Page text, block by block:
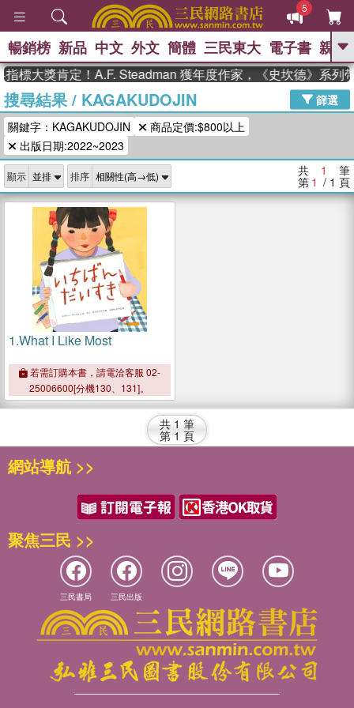
5
GO
熱搜： 東野圭吾 The Odyssey 、
父親節 、 如果歷史是一群喵 、 暑期
推薦 、 國際布克獎 臺灣漫遊錄
孩：黎曼猜想 、 偉大的迷走神經
暢銷榜 新品 中文 外文 簡體 三民東大 電子書 親子
標大獎肯定！A.F. Steadman 獲年度作家，《史坎德》系列
搜尋結果/ KAGAKUDOJIN
篩選
關鍵字：KAGAKUDOJIN
商品定價:$800以上
出版日期:2022~2023
顯示 排序 共 1 筆
第 1 / 1 頁
1.What I Like Most
若需訂購本書，請電洽客服 02-
25006600[分機130、131]。
共 1 筆
第 1 頁
網站導航 >>
聚焦三民 >>
三民書局 三民出版